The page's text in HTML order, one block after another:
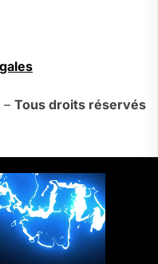
– Tous droits réservés